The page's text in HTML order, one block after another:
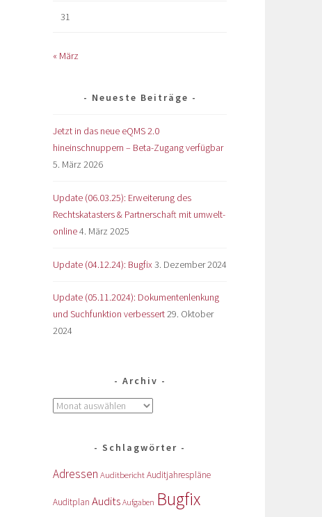
31
« März
Neueste Beiträge
Jetzt in das neue eQMS 2.0
hineinschnuppern – Beta-Zugang verfügbar
5. März 2026
Update (06.03.25): Erweiterung des
Rechtskatasters & Partnerschaft mit umwelt-
online4. März 2025
Update (04.12.24): Bugfix 3. Dezember 2024
Update (05.11.2024): Dokumentenlenkung
und Suchfunktion verbessert29. Oktober
2024
Archiv
Schlagwörter
Adressen AuditberichtAuditjahrespläne
Auditplan Audits Aufgaben Bugfix